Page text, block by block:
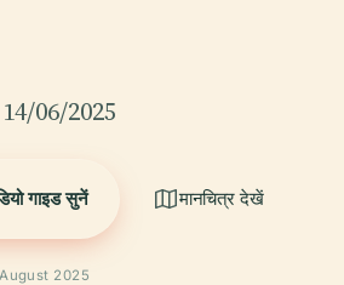
06/2025
गाइड सुनें मानचित्र देखें
August 2025